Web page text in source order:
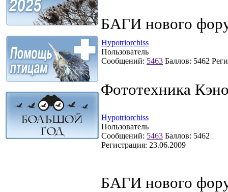
БАГИ нового
Hypotriorchiss
Пользователь
Сообщений: 5463 Баллов: 5462
Фототехника
Hypotriorchiss
Пользователь
Сообщений: 5463 Баллов: 5462
Регистрация: 23.06.2009
БАГИ нового